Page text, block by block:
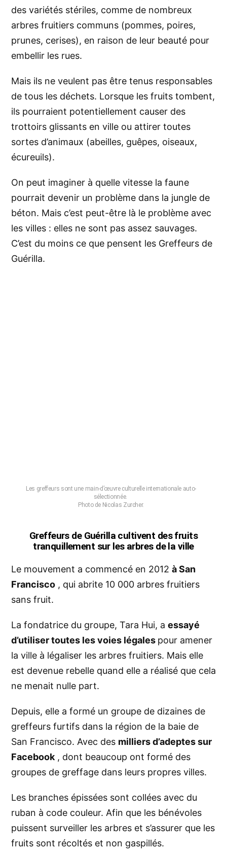
des variétés stériles, comme de nombreux
arbres fruitiers communs (pommes, poires,
prunes, cerises), en raison de leur beauté pour
embellir les rues.
Mais ils ne veulent pas être tenus responsables
de tous les déchets. Lorsque les fruits tombent,
ils pourraient potentiellement causer des
trottoirs glissants en ville ou attirer toutes
sortes d’animaux (abeilles, guêpes, oiseaux,
écureuils).
On peut imaginer à quelle vitesse la faune
pourrait devenir un problème dans la jungle de
béton. Mais c’est peut-être là le problème avec
les villes : elles ne sont pas assez sauvages.
C’est du moins ce que pensent les Greffeurs de
Guérilla.
Les greffeurs sont une main-d’œuvre culturelle internationale auto-
sélectionnée.
Photo de Nicolas Zurcher.
Greffeurs de Guérilla cultivent des fruits
tranquillement sur les arbres de la ville
Le mouvement a commencé en 2012 à San
Francisco , qui abrite 10 000 arbres fruitiers
sans fruit.
La fondatrice du groupe, Tara Hui, a essayé
d’utiliser toutes les voies légales pour amener
la ville à légaliser les arbres fruitiers. Mais elle
est devenue rebelle quand elle a réalisé que cela
ne menait nulle part.
Depuis, elle a formé un groupe de dizaines de
greffeurs furtifs dans la région de la baie de
San Francisco. Avec des milliers d’adeptes sur
Facebook, dont beaucoup ont formé des
groupes de greffage dans leurs propres villes.
Les branches épissées sont collées avec du
ruban à code couleur. Afin que les bénévoles
puissent surveiller les arbres et s’assurer que les
fruits sont récoltés et non gaspillés.